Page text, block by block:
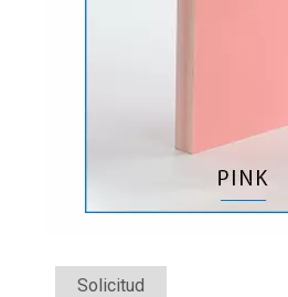
Solicitud